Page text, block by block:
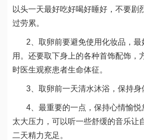
以头一天最好吃好喝好睡好，不要剧
过劳累。
2、取卵前要避免使用化妆品，
用。还要取下身上的各种首饰配饰，
时医生观察患者生命体征。
3、取卵前一天清水沐浴，保持身
4、最重要的一点，保持心情愉悦
太大压力，可以听一些舒缓的音乐让
二天精力充足。